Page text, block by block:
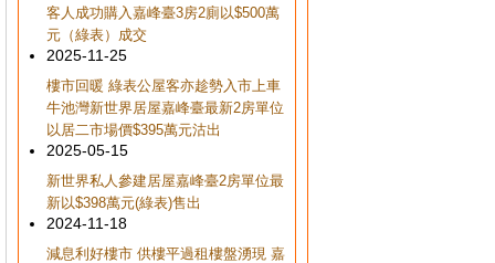
客人成功購入嘉峰臺3房2廁以$500萬
元（綠表）成交
2025-11-25
樓市回暖 綠表公屋客亦趁勢入市上車
牛池灣新世界居屋嘉峰臺最新2房單位
以居二市場價$395萬元沽出
2025-05-15
新世界私人參建居屋嘉峰臺2房單位最
新以$398萬元(綠表)售出
2024-11-18
減息利好樓市 供樓平過租樓盤湧現 嘉